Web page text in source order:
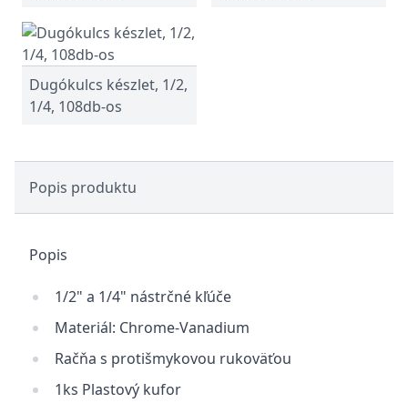
Dugókulcs készlet, 1/2,
1/4, 108db-os
Popis produktu
Popis
1/2" a 1/4" nástrčné kľúče
Materiál: Chrome-Vanadium
Račňa s protišmykovou rukoväťou
1ks Plastový kufor